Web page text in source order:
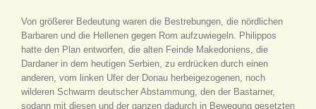
Von größerer Bedeutung waren die Bestrebungen, die nördlichen
Barbaren und die Hellenen gegen Rom aufzuwiegeln. Philippos
hatte den Plan entworfen, die alten Feinde Makedoniens, die
Dardaner in dem heutigen Serbien, zu erdrücken durch einen
anderen, vom linken Ufer der Donau herbeigezogenen, noch
wilderen Schwarm deutscher Abstammung, den der Bastarner,
sodann mit diesen und der ganzen dadurch in Bewegung gesetzten